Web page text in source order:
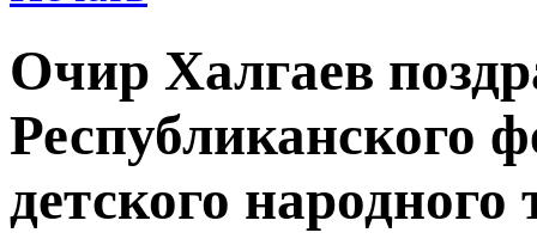
Очир Халгаев
Республиканского
детского